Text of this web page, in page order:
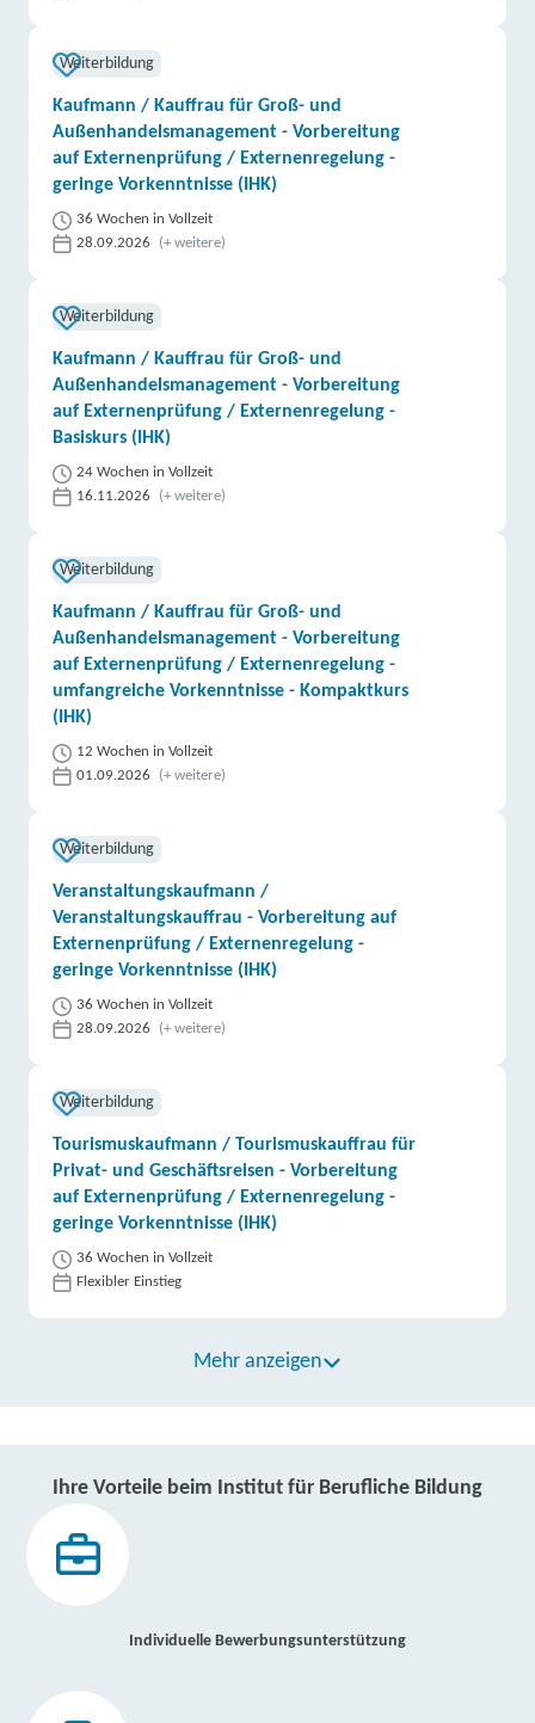
Weiterbildung
Kaufmann / Kauffrau für Groß- und
Außenhandelsmanagement - Vorbereitung
auf Externenprüfung / Externenregelung -
geringe Vorkenntnisse (IHK)
36 Wochen in Vollzeit
28.09.2026
(+ weitere)
Weiterbildung
Kaufmann / Kauffrau für Groß- und
Außenhandelsmanagement - Vorbereitung
auf Externenprüfung / Externenregelung -
Basiskurs (IHK)
24 Wochen in Vollzeit
16.11.2026
(+ weitere)
Weiterbildung
Kaufmann / Kauffrau für Groß- und
Außenhandelsmanagement - Vorbereitung
auf Externenprüfung / Externenregelung -
umfangreiche Vorkenntnisse - Kompaktkurs
(IHK)
12 Wochen in Vollzeit
01.09.2026
(+ weitere)
Weiterbildung
Veranstaltungskaufmann /
Veranstaltungskauffrau - Vorbereitung auf
Externenprüfung / Externenregelung -
geringe Vorkenntnisse (IHK)
36 Wochen in Vollzeit
28.09.2026
(+ weitere)
Weiterbildung
Tourismuskaufmann / Tourismuskauffrau für
Privat- und Geschäftsreisen - Vorbereitung
auf Externenprüfung / Externenregelung -
geringe Vorkenntnisse (IHK)
36 Wochen in Vollzeit
Flexibler Einstieg
Mehr anzeigen
Ihre Vorteile beim Institut für Berufliche Bildung
Individuelle Bewerbungsunterstützung